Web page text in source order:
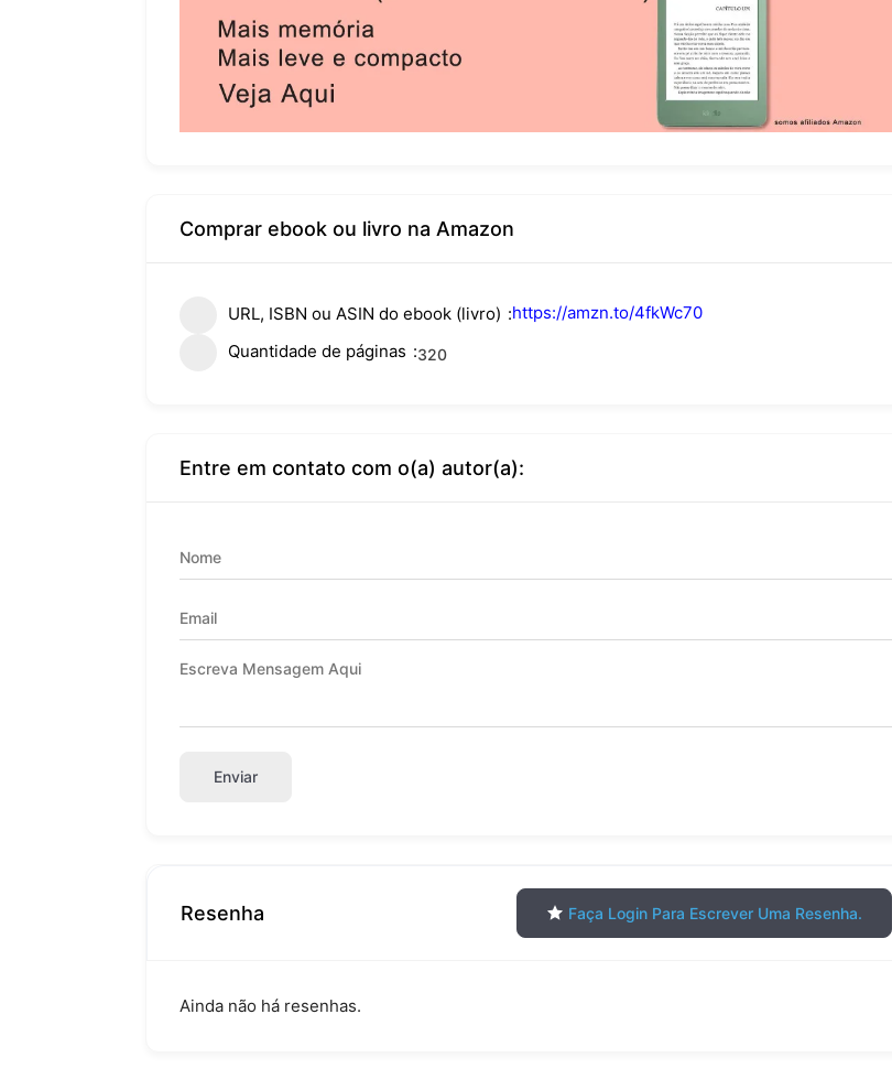
Comprar ebook ou livro na Amazon
URL, ISBN ou ASIN do ebook (livro)
https://amzn.to/4fkWc70
Quantidade de páginas
320
Entre em contato com o(a) autor(a):
Enviar
Resenha Faça Login Para Escrever Uma Resenha.
Ainda não há resenhas.